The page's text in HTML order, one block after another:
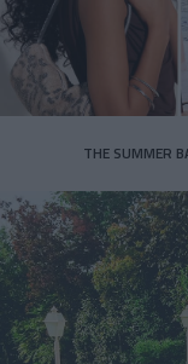
THE SUMMER